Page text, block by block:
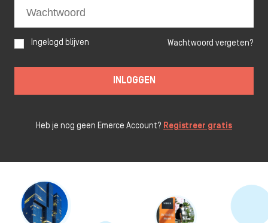
Ingelogd blijven Wachtwoord vergeten?
INLOGGEN
Heb je nog geen Emerce Account? Registreer gratis